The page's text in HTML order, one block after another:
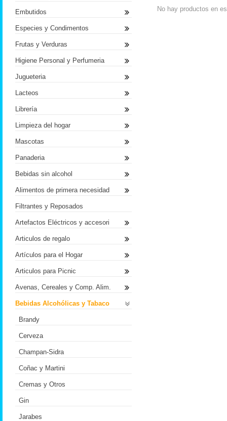
No hay productos en
Embutidos
Especies y Condimentos
Frutas y Verduras
Higiene Personal y Perfumeria
Jugueteria
Lacteos
Librería
Limpieza del hogar
Mascotas
Panaderia
Bebidas sin alcohol
Alimentos de primera necesidad
Filtrantes y Reposados
Artefactos Eléctricos y accesori
Articulos de regalo
Artículos para el Hogar
Articulos para Picnic
Avenas, Cereales y Comp. Alim.
Bebidas Alcohólicas y Tabaco
Brandy
Cerveza
Champan-Sidra
Coñac y Martini
Cremas y Otros
Gin
Jarabes